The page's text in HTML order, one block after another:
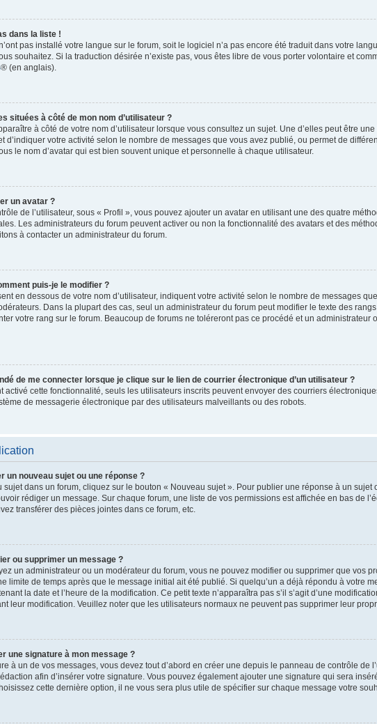
dans la liste !
pas installé votre langue sur le forum, soit le logiciel n’a pas encore été traduit dans votre
souhaitez. Si la traduction désirée n’existe pas, vous êtes libre de vous porter volontaire et
® (en anglais).
situées à côté de mon nom d’utilisateur ?
à côté de votre nom d’utilisateur lorsque vous consultez un sujet. Une d’elles peut être
d’indiquer votre activité selon le nombre de messages que vous avez publié, ou permet de
le nom d’avatar qui est bien souvent unique et personnelle à chaque utilisateur.
un avatar ?
de l’utilisateur, sous « Profil », vous pouvez ajouter un avatar en utilisant une des quatre
Les administrateurs du forum peuvent activer ou non la fonctionnalité des avatars et des
à contacter un administrateur du forum.
puis-je le modifier ?
en dessous de votre nom d’utilisateur, indiquent votre activité selon le nombre de messages
Dans la plupart des cas, seul un administrateur du forum peut modifier le texte des
votre rang sur le forum. Beaucoup de forums ne toléreront pas ce procédé et un
de me connecter lorsque je clique sur le lien de courrier électronique d’un utilisateur ?
activé cette fonctionnalité, seuls les utilisateurs inscrits peuvent envoyer des courriers
de messagerie électronique par des utilisateurs malveillants ou des robots.
un nouveau sujet ou une réponse ?
sujet dans un forum, cliquez sur le bouton « Nouveau sujet ». Pour publier une réponse à un
rédiger un message. Sur chaque forum, une liste de vos permissions est affichée en bas de
transférer des pièces jointes dans ce forum, etc.
ou supprimer un message ?
un administrateur ou un modérateur du forum, vous ne pouvez modifier ou supprimer que vos
limite de temps après que le message initial ait été publié. Si quelqu’un a déjà répondu à votre
la date et l’heure de la modification. Ce petit texte n’apparaîtra pas s’il s’agit d’une
leur modification. Veuillez noter que les utilisateurs normaux ne peuvent pas supprimer leur
une signature à mon message ?
à un de vos messages, vous devez tout d’abord en créer une depuis le panneau de contrôle
afin d’insérer votre signature. Vous pouvez également ajouter une signature qui sera
cette dernière option, il ne vous sera plus utile de spécifier sur chaque message votre